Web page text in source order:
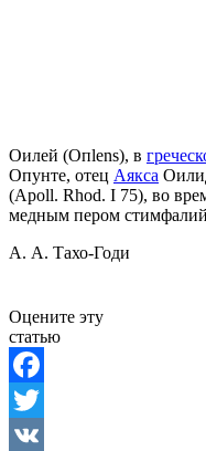
Оилей (Oпlens), в
Опунте, отец Аякса
(Apoll. Rhod. I 75), во
медным пером
А. А. Тахо-Годи
Оцените эту
статью
Facebook
Twitter